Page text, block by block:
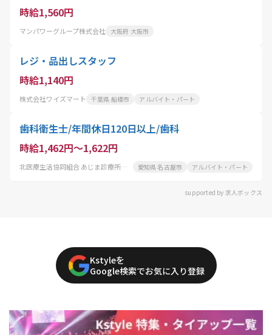
時給1,560円
マンパワーグループ株式会社 大阪府 大阪市
レジ・品出しスタッフ
時給1,140円
株式会社ワイズマート 千葉県 船橋市 アルバイト・パート
歯科衛生士/年間休日120日以上/歯科
時給1,462円～1,622円
北医療生活協同組合 あじま診療所歯科 愛知県 名古屋市 アルバイト・パート
supported by 求人ボックス
Kstyleを
Google検索でお気に入り登録